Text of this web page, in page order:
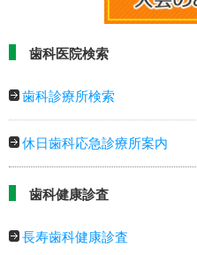
歯科医院検索
歯科診療所検索
休日歯科応急診療所案内
歯科健康診査
長寿歯科健康診査